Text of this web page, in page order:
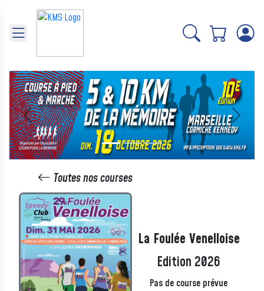
Précédent Suivant
Toutes nos courses
La Foulée Venelloise
Edition 2026
Pas de course prévue
Panneau de gestion des cookies